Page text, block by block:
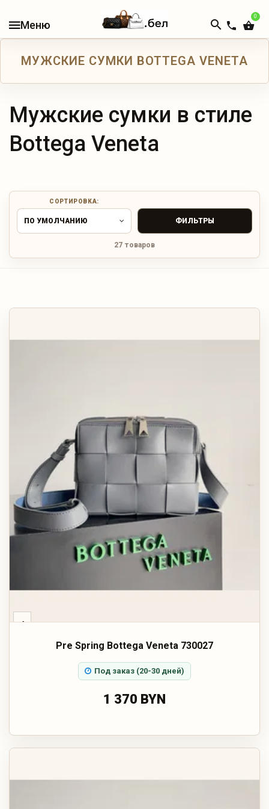
0
В
КАТАЛОГ
СУМКИ
МУЖСКИЕ
СУМКИ
СУМКИ
РЮКЗАКИ
АКСЕССУАРЫ
МУЖСКИЕ СУМКИ BOTTEGA VENETA
Мужские сумки в стиле
Bottega Veneta
СОРТИРОВКА:
ПО УМОЛЧАНИЮ ФИЛЬТРЫ
27 товаров
‹
Pre Spring Bottega Veneta 730027
Под заказ (20-30 дней)
1 370 BYN